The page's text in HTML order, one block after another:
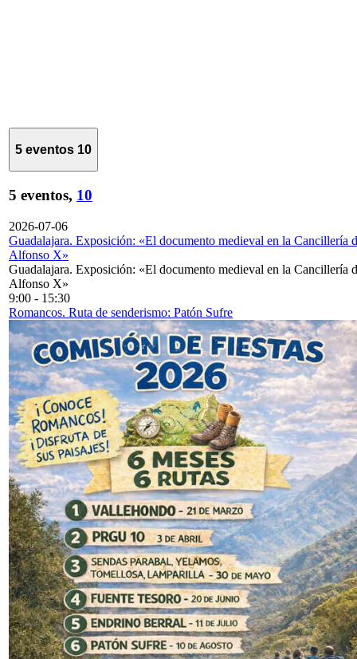
5 eventos 10
5 eventos, 10
2026-07-06
Guadalajara. Exposición: «El documento medieval en la Cancillería
Alfonso X»
Guadalajara. Exposición: «El documento medieval en la Cancillería
Alfonso X»
9:00 - 15:30
Romancos. Ruta de senderismo: Patón Sufre